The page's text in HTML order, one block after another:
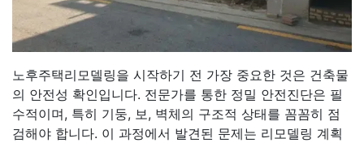
노후주택리모델링을 시작하기 전 가장 중요한 것은 건축물
의 안전성 확인입니다. 전문가를 통한 정밀 안전진단은 필
수적이며, 특히 기둥, 보, 벽체의 구조적 상태를 꼼꼼히 점
검해야 합니다. 이 과정에서 발견된 문제는 리모델링 계획